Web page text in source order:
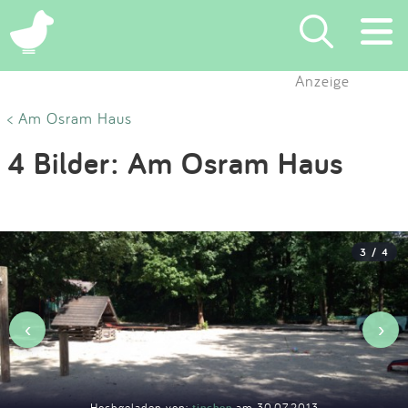
×
Eintragen
Blog
Partner
Kontakt
Anzeige
< Am Osram Haus
4 Bilder: Am Osram Haus
3 / 4
‹ ›